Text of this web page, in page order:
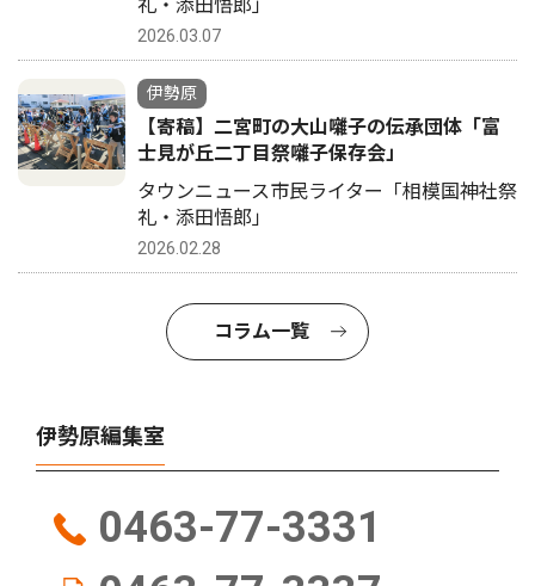
礼・添田悟郎」
2026.03.07
伊勢原
【寄稿】二宮町の大山囃子の伝承団体「富
士見が丘二丁目祭囃子保存会」
タウンニュース市民ライター「相模国神社祭
礼・添田悟郎」
2026.02.28
コラム一覧
伊勢原編集室
0463-77-3331